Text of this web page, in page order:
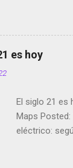
es hoy
El siglo 21 es
Maps Posted:
eléctrico:
de esos